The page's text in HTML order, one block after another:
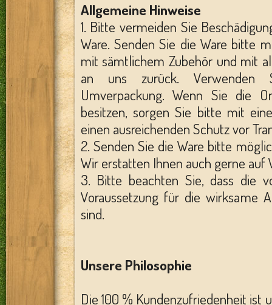
Allgemeine Hinweise
1. Bitte vermeiden Sie
Ware. Senden Sie die Ware bitte
mit sämtlichem Zubehör und mit
an uns zurück. Verwenden
Umverpackung. Wenn Sie die
besitzen, sorgen Sie bitte mit
einen ausreichenden Schutz vor
2. Senden Sie die Ware bitte
Wir erstatten Ihnen auch gerne auf
3. Bitte beachten Sie, dass die
Voraussetzung für die wirksame
sind.
Unsere Philosophie
Die 100 % Kundenzufriedenheit ist